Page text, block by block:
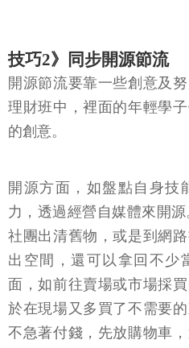
技巧2》同步開源節流
開源節流要靠一些創意及
理財班中，裡面的年輕學
的創意。
開源方面，如盤點自身技
力，透過經營自媒體來開
社團出清舊物，或是到網
出空間，還可以拿回不少
面，如前往賣場或市場採
於在現場又多買了不需要
不急著付錢，先放購物車